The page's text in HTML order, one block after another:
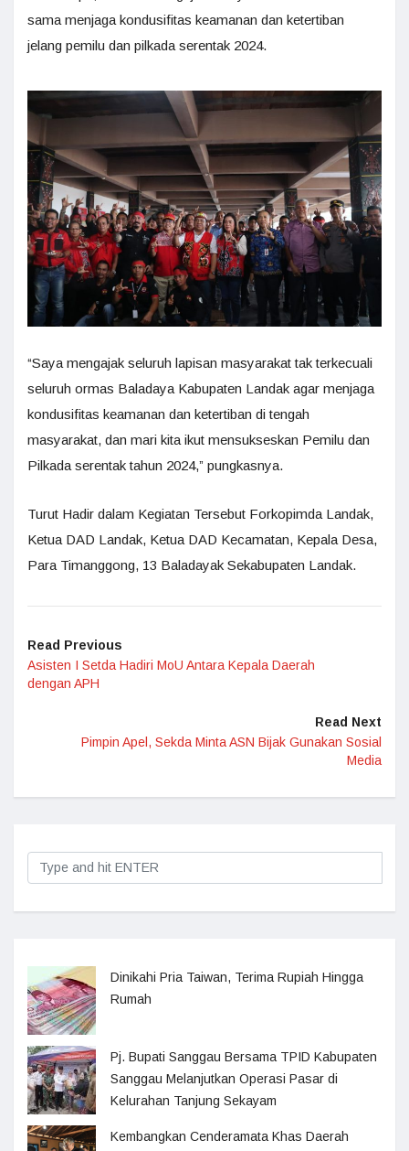
sama menjaga kondusifitas keamanan dan ketertiban
jelang pemilu dan pilkada serentak 2024.
“Saya mengajak seluruh lapisan masyarakat tak terkecuali
seluruh ormas Baladaya Kabupaten Landak agar menjaga
kondusifitas keamanan dan ketertiban di tengah
masyarakat, dan mari kita ikut mensukseskan Pemilu dan
Pilkada serentak tahun 2024,” pungkasnya.
Turut Hadir dalam Kegiatan Tersebut Forkopimda Landak,
Ketua DAD Landak, Ketua DAD Kecamatan, Kepala Desa,
Para Timanggong, 13 Baladayak Sekabupaten Landak.
Read Previous
Asisten I Setda Hadiri MoU Antara Kepala Daerah
dengan APH
Read Next
Pimpin Apel, Sekda Minta ASN Bijak Gunakan Sosial
Media
Dinikahi Pria Taiwan, Terima Rupiah Hingga
Rumah
Pj. Bupati Sanggau Bersama TPID Kabupaten
Sanggau Melanjutkan Operasi Pasar di
Kelurahan Tanjung Sekayam
Kembangkan Cenderamata Khas Daerah